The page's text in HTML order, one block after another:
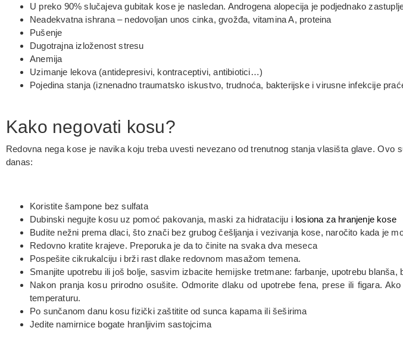
U preko 90% slučajeva gubitak kose je nasledan. Androgena alopecija je podjednako
Neadekvatna ishrana – nedovoljan unos cinka, gvožđa, vitamina A, proteina
Pušenje
Dugotrajna izloženost stresu
Anemija
Uzimanje lekova (antidepresivi, kontraceptivi, antibiotici…)
Pojedina stanja (iznenadno traumatsko iskustvo, trudnoća, bakterijske i virusne infekcije
Kako negovati kosu?
Redovna nega kose je navika koju treba uvesti nevezano od trenutnog stanja vlasišta glave. Ovo
danas:
Koristite šampone bez sulfata
Dubinski negujte kosu uz pomoć pakovanja, maski za hidrataciju i losiona za hranjenje kose
Budite nežni prema dlaci, što znači bez grubog češljanja i vezivanja kose, naročito kada je
Redovno kratite krajeve. Preporuka je da to činite na svaka dva meseca
Pospešite cikrukalciju i brži rast dlake redovnom masažom temena.
Smanjite upotrebu ili još bolje, sasvim izbacite hemijske tretmane: farbanje, upotrebu blanša,
Nakon pranja kosu prirodno osušite. Odmorite dlaku od upotrebe fena, prese ili figara.
temperaturu.
Po sunčanom danu kosu fizički zaštitite od sunca kapama ili šeširima
Jedite namirnice bogate hranljivim sastojcima